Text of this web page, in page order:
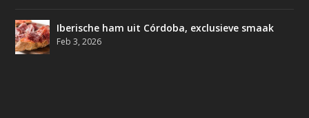
Iberische ham uit Córdoba, exclusieve smaak
Feb 3, 2026